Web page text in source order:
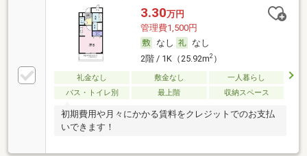
3.30万円
管理費1,500円
なし
なし
2階 / 1K（25.92m2）
礼金なし 敷金なし
一人暮らし
バス・トイレ別
最上階 収納スペース
初期費用や月々にかかる賃料をクレジットでのお支払
いできます！